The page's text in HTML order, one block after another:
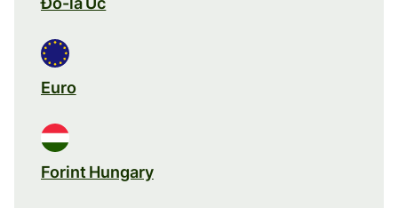
Euro
Forint Hungary